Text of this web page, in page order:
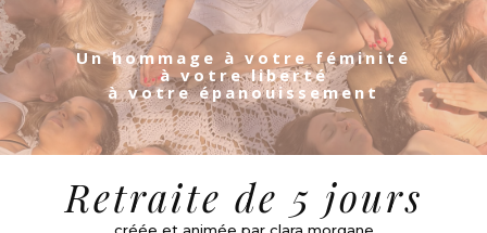
Un hommage à votre féminité
à votre liberté
à votre épanouissement
Retraite de 5 jours